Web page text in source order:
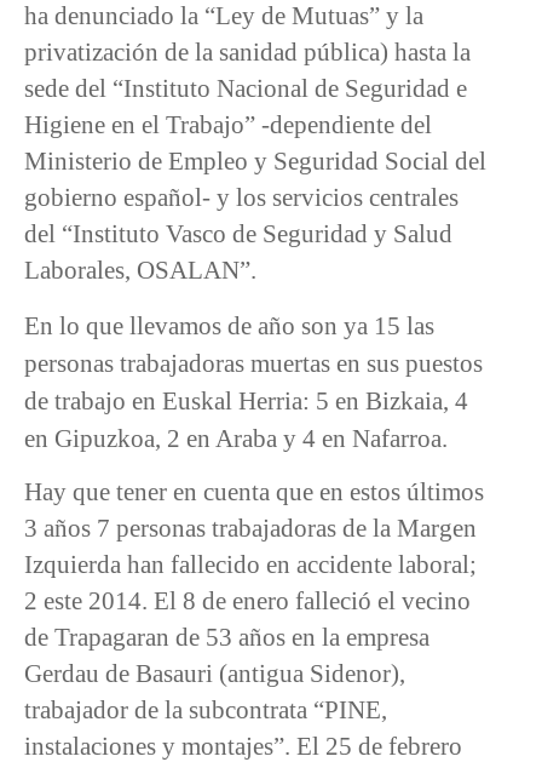
ha denunciado la “Ley de Mutuas” y la
privatización de la sanidad pública) hasta la
sede del “Instituto Nacional de Seguridad e
Higiene en el Trabajo” -dependiente del
Ministerio de Empleo y Seguridad Social del
gobierno español- y los servicios centrales
del “Instituto Vasco de Seguridad y Salud
Laborales, OSALAN”.
En lo que llevamos de año son ya 15 las
personas trabajadoras muertas en sus puestos
de trabajo en Euskal Herria: 5 en Bizkaia, 4
en Gipuzkoa, 2 en Araba y 4 en Nafarroa.
Hay que tener en cuenta que en estos últimos
3 años 7 personas trabajadoras de la Margen
Izquierda han fallecido en accidente laboral;
2 este 2014. El 8 de enero falleció el vecino
de Trapagaran de 53 años en la empresa
Gerdau de Basauri (antigua Sidenor),
trabajador de la subcontrata “PINE,
instalaciones y montajes”. El 25 de febrero